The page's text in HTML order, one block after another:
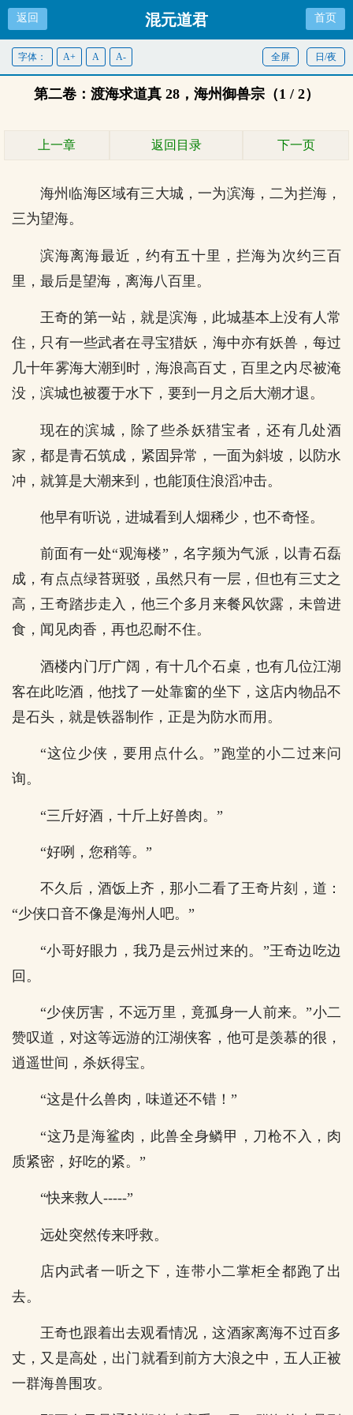
返回 混元道君 首页
日/夜
全屏
字体： A+ A A-
第二卷：渡海求道真 28，海州御兽宗（1 / 2）
上一章 返回目录 下一页
海州临海区域有三大城，一为滨海，二为拦海，
三为望海。
滨海离海最近，约有五十里，拦海为次约三百
里，最后是望海，离海八百里。
王奇的第一站，就是滨海，此城基本上没有人常
住，只有一些武者在寻宝猎妖，海中亦有妖兽，每过
几十年雾海大潮到时，海浪高百丈，百里之内尽被淹
没，滨城也被覆于水下，要到一月之后大潮才退。
现在的滨城，除了些杀妖猎宝者，还有几处酒
家，都是青石筑成，紧固异常，一面为斜坡，以防水
冲，就算是大潮来到，也能顶住浪滔冲击。
他早有听说，进城看到人烟稀少，也不奇怪。
前面有一处“观海楼”，名字频为气派，以青石磊
成，有点点绿苔斑驳，虽然只有一层，但也有三丈之
高，王奇踏步走入，他三个多月来餐风饮露，未曾进
食，闻见肉香，再也忍耐不住。
酒楼内门厅广阔，有十几个石桌，也有几位江湖
客在此吃酒，他找了一处靠窗的坐下，这店内物品不
是石头，就是铁器制作，正是为防水而用。
“这位少侠，要用点什么。”跑堂的小二过来问
询。
“三斤好酒，十斤上好兽肉。”
“好咧，您稍等。”
不久后，酒饭上齐，那小二看了王奇片刻，道：
“少侠口音不像是海州人吧。”
“小哥好眼力，我乃是云州过来的。”王奇边吃边
回。
“少侠厉害，不远万里，竟孤身一人前来。”小二
赞叹道，对这等远游的江湖侠客，他可是羡慕的很，
逍遥世间，杀妖得宝。
“这是什么兽肉，味道还不错！”
“这乃是海鲨肉，此兽全身鳞甲，刀枪不入，肉
质紧密，好吃的紧。”
“快来救人-----”
远处突然传来呼救。
店内武者一听之下，连带小二掌柜全都跑了出
去。
王奇也跟着出去观看情况，这酒家离海不过百多
丈，又是高处，出门就看到前方大浪之中，五人正被
一群海兽围攻。